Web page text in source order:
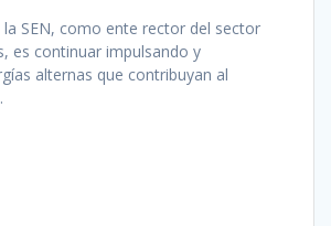
SEN, como ente rector del sector
es continuar impulsando y
alternas que contribuyan al